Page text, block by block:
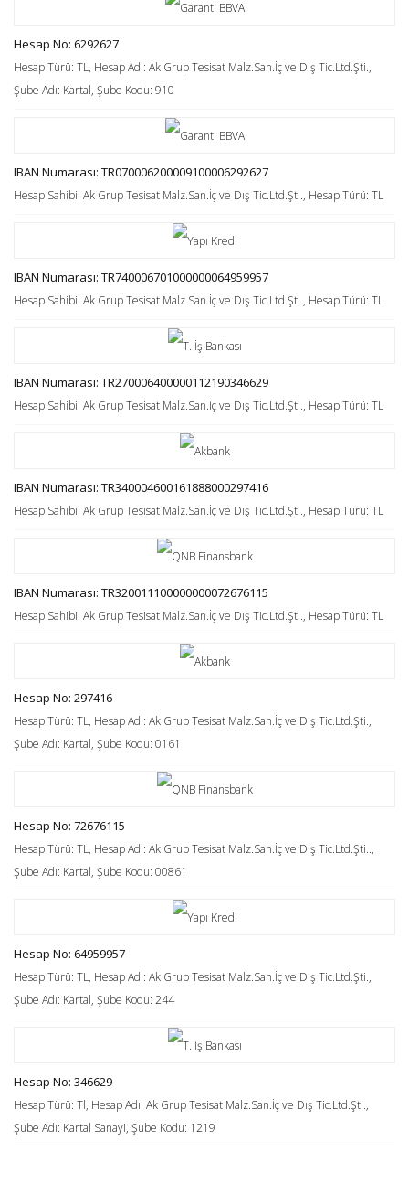
Hesap No: 6292627
Hesap Türü: TL, Hesap Adı: Ak Grup Tesisat Malz.San.İç ve Dış Tic.Ltd.Şti.,
Şube Adı: Kartal, Şube Kodu: 910
IBAN Numarası: TR070006200009100006292627
Hesap Sahibi: Ak Grup Tesisat Malz.San.İç ve Dış Tic.Ltd.Şti., Hesap Türü: TL
IBAN Numarası: TR740006701000000064959957
Hesap Sahibi: Ak Grup Tesisat Malz.San.İç ve Dış Tic.Ltd.Şti., Hesap Türü: TL
IBAN Numarası: TR270006400000112190346629
Hesap Sahibi: Ak Grup Tesisat Malz.San.İç ve Dış Tic.Ltd.Şti., Hesap Türü: TL
IBAN Numarası: TR340004600161888000297416
Hesap Sahibi: Ak Grup Tesisat Malz.San.İç ve Dış Tic.Ltd.Şti., Hesap Türü: TL
IBAN Numarası: TR320011100000000072676115
Hesap Sahibi: Ak Grup Tesisat Malz.San.İç ve Dış Tic.Ltd.Şti., Hesap Türü: TL
Hesap No: 297416
Hesap Türü: TL, Hesap Adı: Ak Grup Tesisat Malz.San.İç ve Dış Tic.Ltd.Şti.,
Şube Adı: Kartal, Şube Kodu: 0161
Hesap No: 72676115
Hesap Türü: TL, Hesap Adı: Ak Grup Tesisat Malz.San.İç ve Dış Tic.Ltd.Şti..,
Şube Adı: Kartal, Şube Kodu: 00861
Hesap No: 64959957
Hesap Türü: TL, Hesap Adı: Ak Grup Tesisat Malz.San.İç ve Dış Tic.Ltd.Şti.,
Şube Adı: Kartal, Şube Kodu: 244
Hesap No: 346629
Hesap Türü: Tl, Hesap Adı: Ak Grup Tesisat Malz.San.İç ve Dış Tic.Ltd.Şti.,
Şube Adı: Kartal Sanayi, Şube Kodu: 1219